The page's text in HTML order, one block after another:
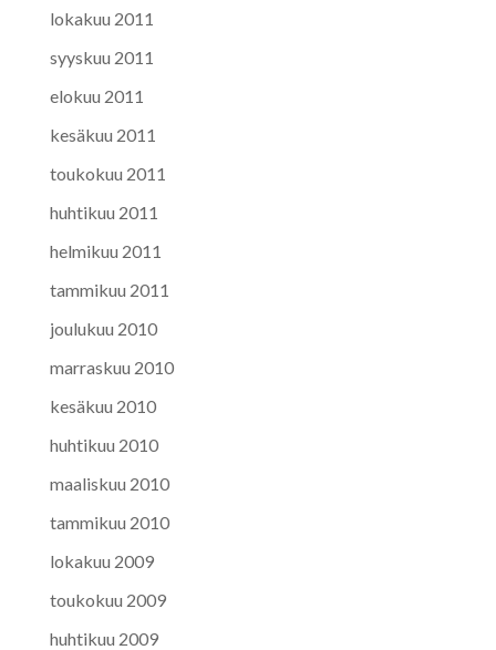
lokakuu 2011
syyskuu 2011
elokuu 2011
kesäkuu 2011
toukokuu 2011
huhtikuu 2011
helmikuu 2011
tammikuu 2011
joulukuu 2010
marraskuu 2010
kesäkuu 2010
huhtikuu 2010
maaliskuu 2010
tammikuu 2010
lokakuu 2009
toukokuu 2009
huhtikuu 2009